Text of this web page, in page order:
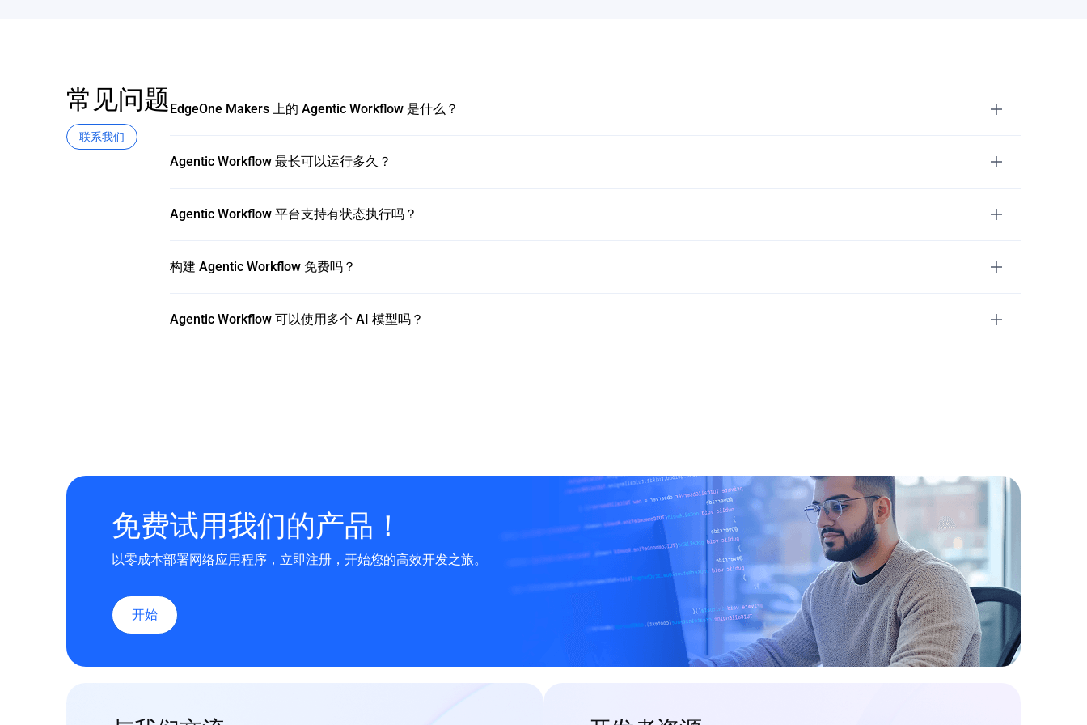
常见问题
联系我们
EdgeOne Makers 上的 Agentic Workflow 是什么？
Agentic Workflow 最长可以运行多久？
Agentic Workflow 平台支持有状态执行吗？
构建 Agentic Workflow 免费吗？
Agentic Workflow 可以使用多个 AI 模型吗？
免费试用我们的产品！
以零成本部署网络应用程序，立即注册，开始您的高效开发之旅。
开始